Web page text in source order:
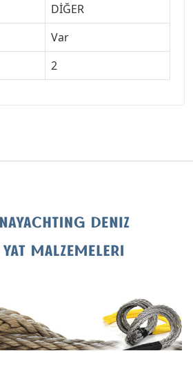
DİĞER
Var
2